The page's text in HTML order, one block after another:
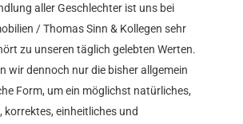
aller Geschlechter ist uns bei
/ Thomas Sinn & Kollegen sehr
zu unseren täglich gelebten Werten.
wir dennoch nur die bisher allgemein
Form, um ein möglichst natürliches,
einheitliches und